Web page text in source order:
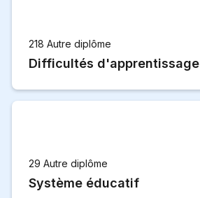
218 Autre diplôme
Difficultés d'apprentissage
29 Autre diplôme
Système éducatif